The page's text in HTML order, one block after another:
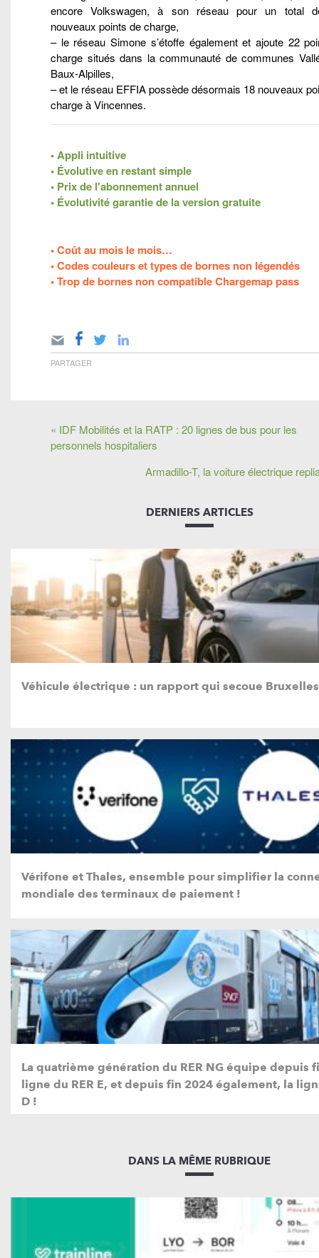
encore Volkswagen, à son réseau pour un total
nouveaux points de charge,
– le réseau Simone s’étoffe également et ajoute 22
charge situés dans la communauté de communes
Baux-Alpilles,
– et le réseau EFFIA possède désormais 18 nouveaux
charge à Vincennes.
• Appli intuitive
• Évolutive en restant simple
• Prix de l'abonnement annuel
• Évolutivité garantie de la version gratuite
• Coût au mois le mois…
• Codes couleurs et types de bornes non légendés
• Trop de bornes non compatible Chargemap pass
PARTAGER
« IDF Mobilités et la RATP : 20 lignes de bus pour les
personnels hospitaliers
Armadillo-T, la voiture électrique
DERNIERS ARTICLES
Véhicule électrique : un rapport qui secoue
Vérifone et Thales, ensemble pour simplifier la
mondiale des terminaux de paiement !
La quatrième génération du RER NG équipe depuis
ligne du RER E, et depuis fin 2024 également, la
D !
DANS LA MÊME RUBRIQUE